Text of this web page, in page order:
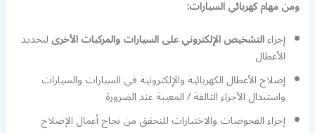
ومن مهام كهربائي السيارات:
إجراءالتشخيص الإلكتروني على السيارات والمركبات الأخرىلتحديد
الأعطال
إصلاح الأعطال الكهربائية والإلكترونية في السيارات والسيارات
واستبدال الأجزاء التالفة / المعيبة عند الضرورة
إجراء الفحوصات والاختبارات للتحقق من نجاح أعمال الإصلاح